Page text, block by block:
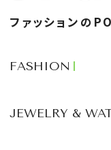
ファッションの
FASHION
JEWELRY &